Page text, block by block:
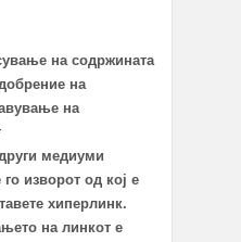
на содржината
на
на
медиуми
изворот од кој е
хиперлинк.
на линкот е